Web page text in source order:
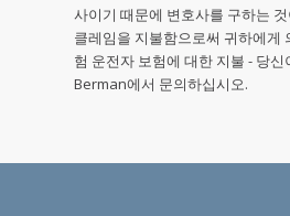
사이기 때문에 변호사를 구하는
클레임을 지불함으로써 귀하에게
험 운전자 보험에 대한 지불 - 당
Berman에서 문의하십시오.